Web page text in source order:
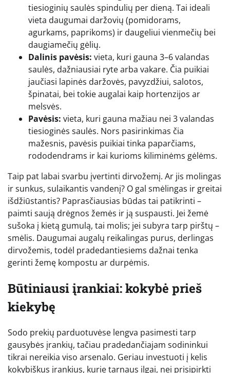
tiesioginių saulės spindulių per dieną. Tai ideali
vieta daugumai daržovių (pomidorams,
agurkams, paprikoms) ir daugeliui vienmečių bei
daugiamečių gėlių.
Dalinis pavėsis: vieta, kuri gauna 3–6 valandas
saulės, dažniausiai ryte arba vakare. Čia puikiai
jaučiasi lapinės daržovės, pavyzdžiui, salotos,
špinatai, bei tokie augalai kaip hortenzijos ar
melsvės.
Pavėsis: vieta, kuri gauna mažiau nei 3 valandas
tiesioginės saulės. Nors pasirinkimas čia
mažesnis, pavėsis puikiai tinka paparčiams,
rododendrams ir kai kurioms kiliminėms gėlėms.
Taip pat labai svarbu įvertinti dirvožemį. Ar jis molingas
ir sunkus, sulaikantis vandenį? O gal smėlingas ir greitai
išdžiūstantis? Paprasčiausias būdas tai patikrinti –
paimti saują drėgnos žemės ir ją suspausti. Jei žemė
sušoka į kietą gumulą, tai molis; jei subyra tarp pirštų –
smėlis. Daugumai augalų reikalingas purus, derlingas
dirvožemis, todėl pradedantiesiems dažnai tenka
gerinti žemę kompostu ar durpėmis.
Būtiniausi įrankiai: kokybė prieš
kiekybę
Sodo prekių parduotuvėse lengva pasimesti tarp
gausybės įrankių, tačiau pradedančiajam sodininkui
tikrai nereikia viso arsenalo. Geriau investuoti į kelis
kokybiškus įrankius, kurie tarnaus ilgai, nei prisipirkti